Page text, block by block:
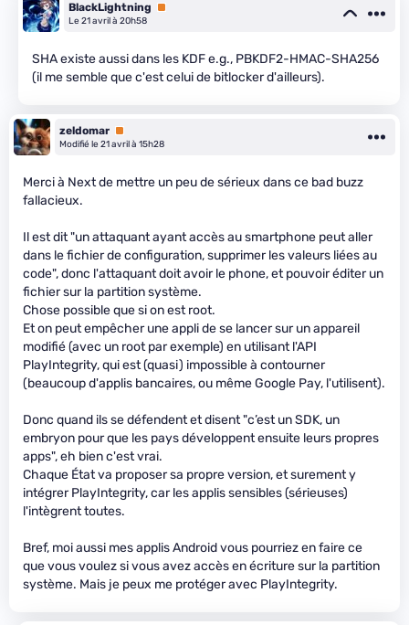
BlackLightning
Premium
Le 21 avril à 20h58
SHA existe aussi dans les KDF e.g., PBKDF2-HMAC-SHA256
(il me semble que c'est celui de bitlocker d'ailleurs).
zeldomar Premium
Modifié le 21 avril à 15h28
Merci à Next de mettre un peu de sérieux dans ce bad buzz
fallacieux.
Il est dit "un attaquant ayant accès au smartphone peut aller
dans le fichier de configuration, supprimer les valeurs liées au
code", donc l'attaquant doit avoir le phone, et pouvoir éditer un
fichier sur la partition système.
Chose possible que si on est root.
Et on peut empêcher une appli de se lancer sur un appareil
modifié (avec un root par exemple) en utilisant l'API
PlayIntegrity, qui est (quasi) impossible à contourner
(beaucoup d'applis bancaires, ou même Google Pay, l'utilisent).
Donc quand ils se défendent et disent "c’est un SDK, un
embryon pour que les pays développent ensuite leurs propres
apps", eh bien c'est vrai.
Chaque État va proposer sa propre version, et surement y
intégrer PlayIntegrity, car les applis sensibles (sérieuses)
l'intègrent toutes.
Bref, moi aussi mes applis Android vous pourriez en faire ce
que vous voulez si vous avez accès en écriture sur la partition
système. Mais je peux me protéger avec PlayIntegrity.